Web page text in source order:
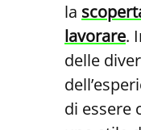
la
lavorare.
delle
di essere